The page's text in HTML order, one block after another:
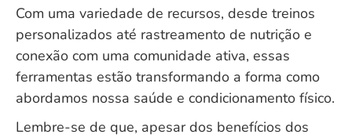
Com uma variedade de recursos, desde treinos
personalizados até rastreamento de nutrição e
conexão com uma comunidade ativa, essas
ferramentas estão transformando a forma como
abordamos nossa saúde e condicionamento físico.
Lembre-se de que, apesar dos benefícios dos